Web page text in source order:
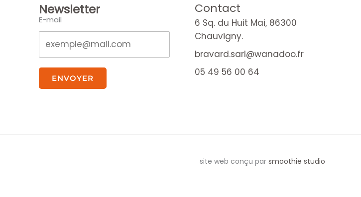
Newsletter
E-mail
ENVOYER
Contact
6 Sq. du Huit Mai, 86300
Chauvigny.
bravard.sarl@wanadoo.fr
05 49 56 00 64
site web conçu par smoothie studio